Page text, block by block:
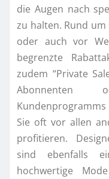
die Augen nach
zu halten. Rund
oder auch vor
begrenzte
zudem “Private
Abonnenten
Sie oft vor allen
profitieren.
sind ebenfalls
hochwertige